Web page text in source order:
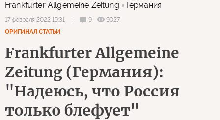
Frankfurter Allgemeine Zeitung Германия
17 февраля 2022 19:31 9
9027
ОРИГИНАЛ СТАТЬИ
Frankfurter Allgemeine
Zeitung (Германия):
"Надеюсь, что Россия
только блефует"